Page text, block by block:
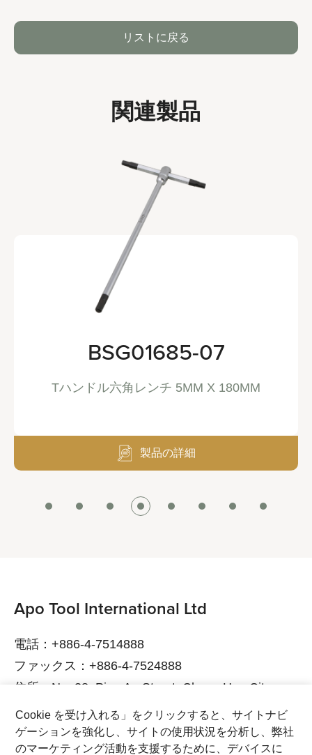
リストに戻る
関連製品
BSG01685-07
Tハンドル六角レンチ 5MM X 180MM
製品の詳細
Apo Tool International Ltd
電話：+886-4-7514888
ファックス：+886-4-7524888
住所：No. 38, Ping An Street, Chang Hua City,
Chang Hua County, 500015 Taiwan
電子メール：service@bikeservice.com.tw
Cookie を受け入れる」をクリックすると、サイトナビ
ゲーションを強化し、サイトの使用状況を分析し、弊社
のマーケティング活動を支援するために、デバイスに